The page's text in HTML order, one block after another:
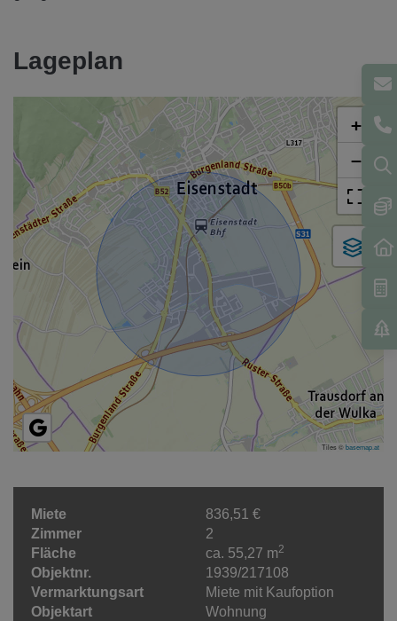
Lageplan
+
−
Tiles ©basemap.at
Miete
836,51 €
Zimmer
2
Fläche
ca. 55,27 m2
Objektnr.
1939/217108
Vermarktungsart
Miete mit Kaufoption
Objektart
Wohnung